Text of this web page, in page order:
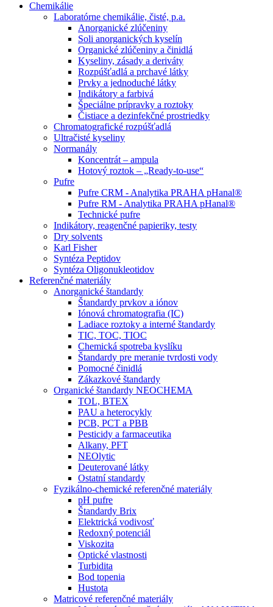
Chemikálie
Laboratórne chemikálie, čisté, p.a.
Anorganické zlúčeniny
Soli anorganických kyselín
Organické zlúčeniny a činidlá
Kyseliny, zásady a deriváty
Rozpúšťadlá a prchavé látky
Prvky a jednoduché látky
Indikátory a farbivá
Špeciálne prípravky a roztoky
Čistiace a dezinfekčné prostriedky
Chromatografické rozpúšťadlá
Ultračisté kyseliny
Normanály
Koncentrát – ampula
Hotový roztok – „Ready-to-use“
Pufre
Pufre CRM - Analytika PRAHA pHanal®
Pufre RM - Analytika PRAHA pHanal®
Technické pufre
Indikátory, reagenčné papieriky, testy
Dry solvents
Karl Fisher
Syntéza Peptidov
Syntéza Oligonukleotidov
Referenčné materiály
Anorganické štandardy
Štandardy prvkov a iónov
Iónová chromatografia (IC)
Ladiace roztoky a interné štandardy
TIC, TOC, TIOC
Chemická spotreba kyslíku
Štandardy pre meranie tvrdosti vody
Pomocné činidlá
Zákazkové štandardy
Organické štandardy NEOCHEMA
TOL, BTEX
PAU a heterocykly
PCB, PCT a PBB
Pesticidy a farmaceutika
Alkany, PFT
NEOlytic
Deuterované látky
Ostatní standardy
Fyzikálno-chemické referenčné materiály
pH pufre
Štandardy Brix
Elektrická vodivosť
Redoxný potenciál
Viskozita
Optické vlastnosti
Turbidita
Bod topenia
Hustota
Matricové referenčné materiály